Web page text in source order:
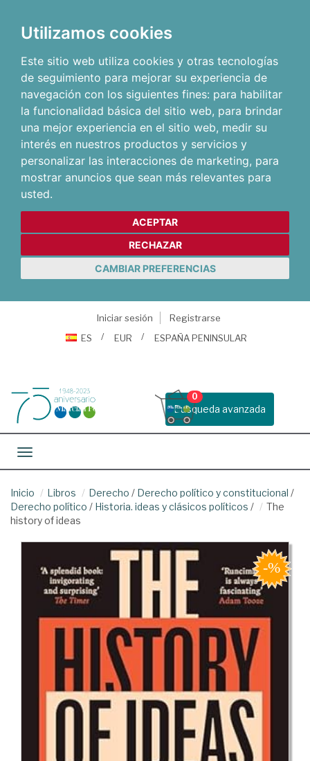
Utilizamos cookies
Este sitio web utiliza cookies y otras tecnologías
de seguimiento para mejorar su experiencia de
navegación con los siguientes fines: para habilitar
la funcionalidad básica del sitio web, para brindar
una mejor experiencia en el sitio web, medir su
interés en nuestros productos y servicios y
personalizar las interacciones de marketing, para
mostrar anuncios que sean más relevantes para
usted.
ACEPTAR
RECHAZAR
CAMBIAR PREFERENCIAS
Iniciar sesión
Registrarse
ES
EUR ESPAÑA PENINSULAR
Busqueda avanzada
0
Toggle navigation
Inicio Libros Derecho / Derecho político y constitucional /
Derecho político / Historia. ideas y clásicos políticos /
The
history of ideas